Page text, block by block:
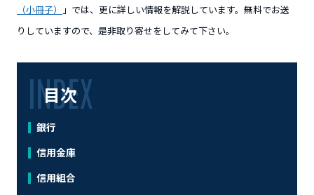
（小冊子）
」では、更に詳しい情報を解説しています。無料でお送
りしていますので、是非取り寄せをしてみて下さい。
目次
銀行
信用金庫
信用組合